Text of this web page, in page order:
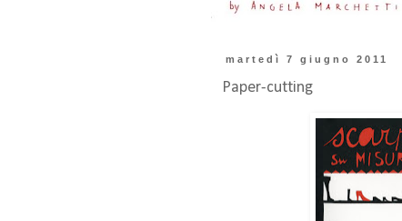
martedì 7 giugno 2011
Paper-cutting